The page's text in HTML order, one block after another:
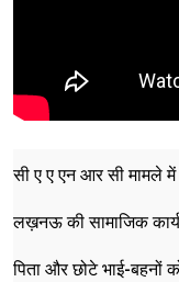
सी ए ए एन आर सी मामले
लख़नऊ की सामाजिक
पिता और छोटे भाई-बहनों